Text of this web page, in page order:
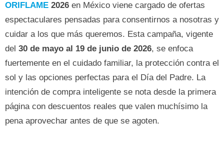
ORIFLAME 2026 en México viene cargado de ofertas
espectaculares pensadas para consentirnos a nosotras y
cuidar a los que más queremos. Esta campaña, vigente
del 30 de mayo al 19 de junio de 2026, se enfoca
fuertemente en el cuidado familiar, la protección contra el
sol y las opciones perfectas para el Día del Padre. La
intención de compra inteligente se nota desde la primera
página con descuentos reales que valen muchísimo la
pena aprovechar antes de que se agoten.